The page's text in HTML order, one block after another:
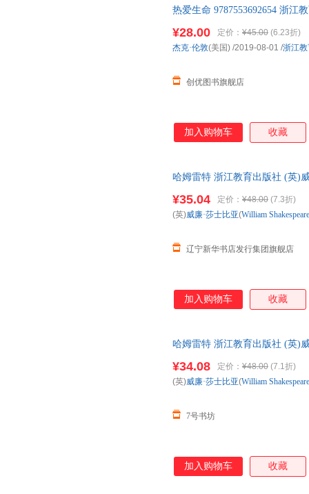
热爱生命 9787553692654 浙江
¥28.00 定价： ¥45.00 (6.23折)
创优图书旗舰店
杰克·伦敦(美国) /2019-08-01 /浙江
加入购物车 收藏
哈姆雷特 浙江教育出版社 (英)
生豪 译
¥35.04 定价： ¥48.00 (7.3折)
辽宁新华书店发行集团旗舰店
(英)威廉·莎士比亚(William Shakespeare
加入购物车 收藏
哈姆雷特 浙江教育出版社 (英)
生豪 译
¥34.08 定价： ¥48.00 (7.1折)
7号书坊
(英)威廉·莎士比亚(William Shakespeare
加入购物车 收藏